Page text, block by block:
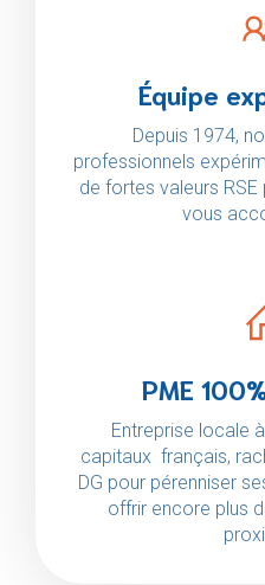
Équipe
Depuis 1974,
professionnels
de fortes valeurs
vous
PME
Entreprise locale
capitaux français,
DG pour pérenniser
offrir encore plus